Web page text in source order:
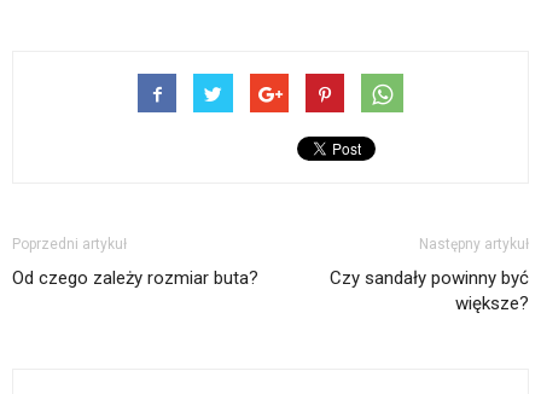
Poprzedni artykuł
Od czego zależy rozmiar buta?
Następny artykuł
Czy sandały powinny być
większe?